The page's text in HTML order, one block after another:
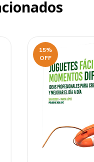
15%
OFF